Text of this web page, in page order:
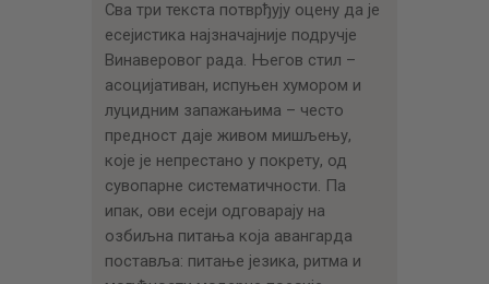
Сва три текста потврђују оцену да је
есејистика најзначајније подручје
Винаверовог рада. Његов стил –
асоцијативан, испуњен хумором и
луцидним запажањима – често
предност даје живом мишљењу,
које је непрестано у покрету, од
сувопарне систематичности. Па
ипак, ови есеји одговарају на
озбиљна питања која авангарда
поставља: питање језика, ритма и